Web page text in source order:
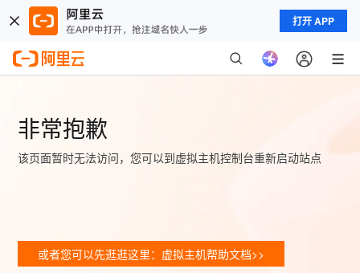
打开 APP
非常抱歉
该页面暂时无法访问，您可以到虚拟主机控制台重新启动站点
或者您可以先逛逛这里：虚拟主机帮助文档>>